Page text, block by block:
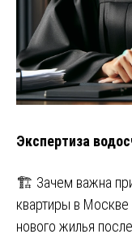
Экспертиза
🏗️ Зачем важна
квартиры в
нового жилья